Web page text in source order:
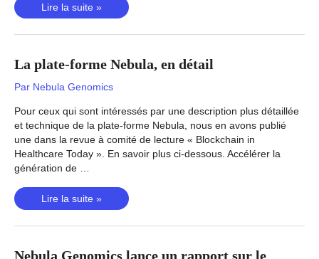
Recryptage
par
proxy
cryptage
Lire la suite »
La plate-forme Nebula, en détail
Par Nebula Genomics
Pour ceux qui sont intéressés par une description plus détaillée
et technique de la plate-forme Nebula, nous en avons publié
une dans la revue à comité de lecture « Blockchain in
Healthcare Today ». En savoir plus ci-dessous. Accélérer la
génération de …
La
plate-
forme
en
Lire la suite »
Nebula Genomics lance un rapport sur le